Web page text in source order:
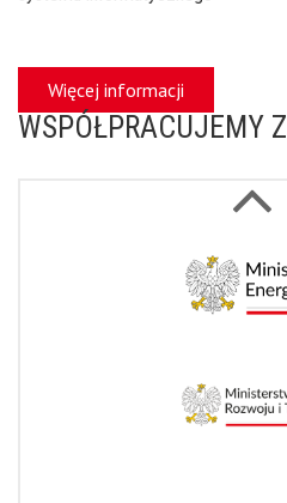
Więcej informacji
WSPÓŁPRACUJEMY Z